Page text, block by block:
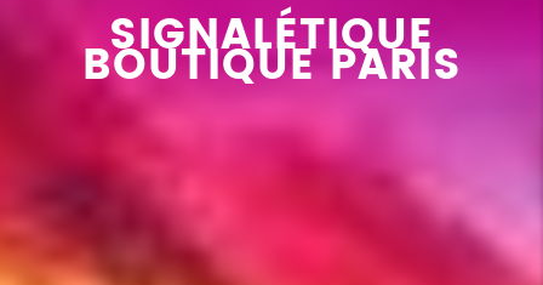
SIGNALÉTIQUE
BOUTIQUE PARIS